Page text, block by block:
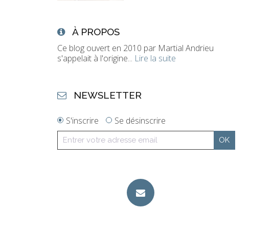
À PROPOS
Ce blog ouvert en 2010 par Martial Andrieu
s'appelait à l'origine... Lire la suite
NEWSLETTER
S'inscrire Se désinscrire